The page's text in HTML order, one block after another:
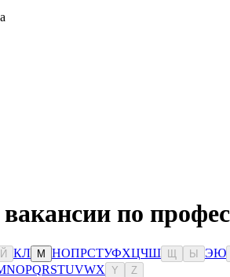
по
Й КЛ М НОПРСТУФХЦЧШ Ы ЭЮ
NOPQRSTUVWX Y Z